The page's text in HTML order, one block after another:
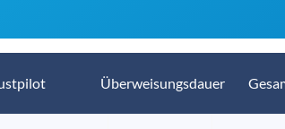
Überweisungsdauer